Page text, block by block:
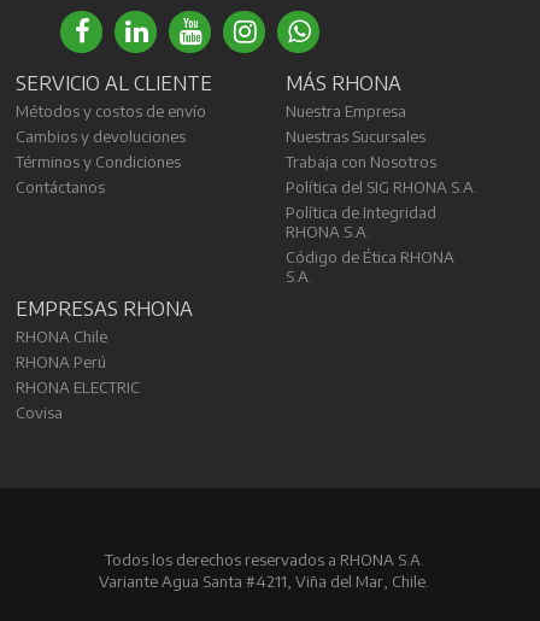
SERVICIO AL CLIENTE
Métodos y costos de envío
Cambios y devoluciones
Términos y Condiciones
Contáctanos
MÁS RHONA
Nuestra Empresa
Nuestras Sucursales
Trabaja con Nosotros
Política del SIG RHONA S.A.
Política de Integridad
RHONA S.A.
Código de Ética RHONA
S.A.
EMPRESAS RHONA
RHONA Chile
RHONA Perú
RHONA ELECTRIC
Covisa
Todos los derechos reservados a RHONA S.A.
Variante Agua Santa #4211, Viña del Mar, Chile.